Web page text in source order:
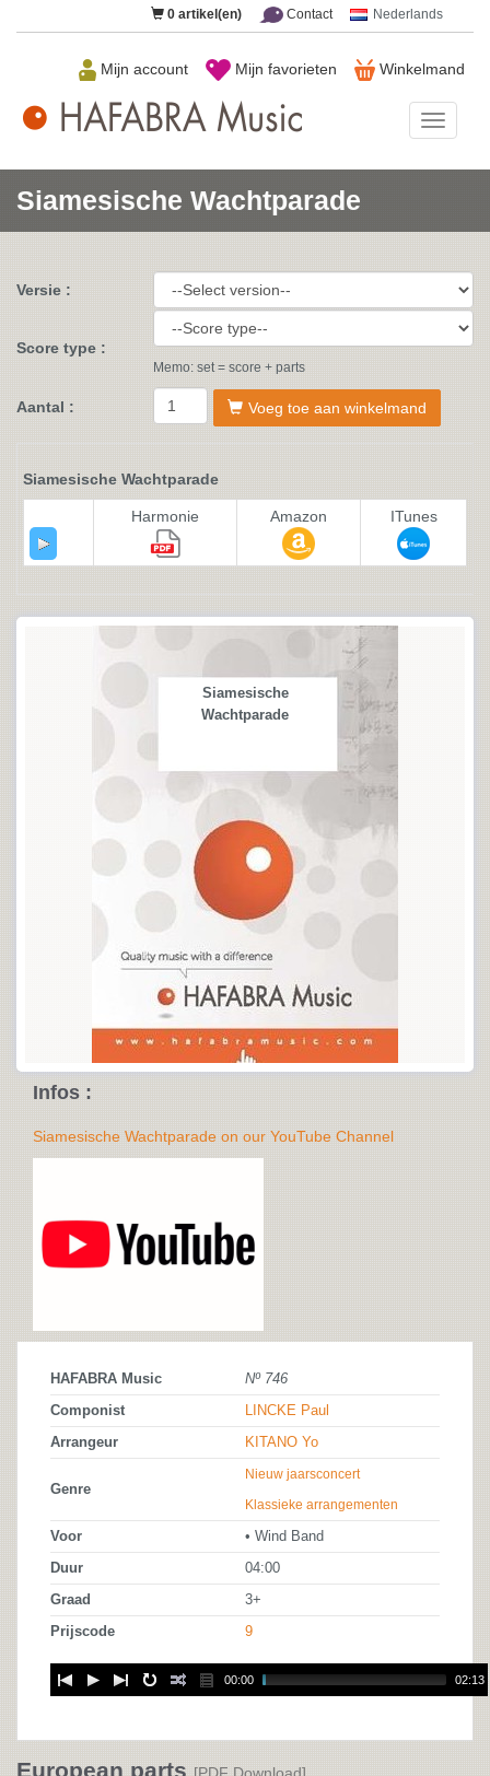
0 artikel(en) Contact Nederlands
Winkelmand
Mijn favorieten
Mijn account
Music
Siamesische Wachtparade
Versie :
Score type :
Memo: set = score + parts
Aantal : Voeg toe aan winkelmand
Siamesische Wachtparade
Harmonie Amazon ITunes
Siamesische
Wachtparade
Infos :
Siamesische Wachtparade on our YouTube Channel
HAFABRA Music Nº 746
Componist LINCKE Paul
Arrangeur KITANO Yo
Genre
Nieuw jaarsconcert
Klassieke arrangementen
Voor • Wind Band
Duur 04:00
Graad 3+
Prijscode 9
00:00 02:13
European parts